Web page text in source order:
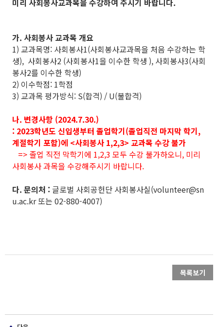
미리 사회봉사교과목을 수강하여 주시기 바랍니다.
가. 사회봉사 교과목 개요
1) 교과목명: 사회봉사1(사회봉사교과목을 처음 수강하는 학
생), 사회봉사2 (사회봉사1을 이수한 학생 ), 사회봉사3(사회
봉사2를 이수한 학생)
2) 이수학점: 1학점
3) 교과목 평가방식: S(합격) / U(불합격)
나. 변경사항 (2024.7.30.)
: 2023학년도 신입생부터 졸업학기(졸업직전 마지막 학기,
계절학기 포함)에 <사회봉사 1,2,3> 교과목 수강 불가
=> 졸업 직전 막학기에 1,2,3 모두 수강 불가하오니, 미리
사회봉사 과목을 수강해주시기 바랍니다.
다. 문의처 : 글로벌 사회공헌단 사회봉사실(volunteer@sn
u.ac.kr 또는 02-880-4007)
목록보기